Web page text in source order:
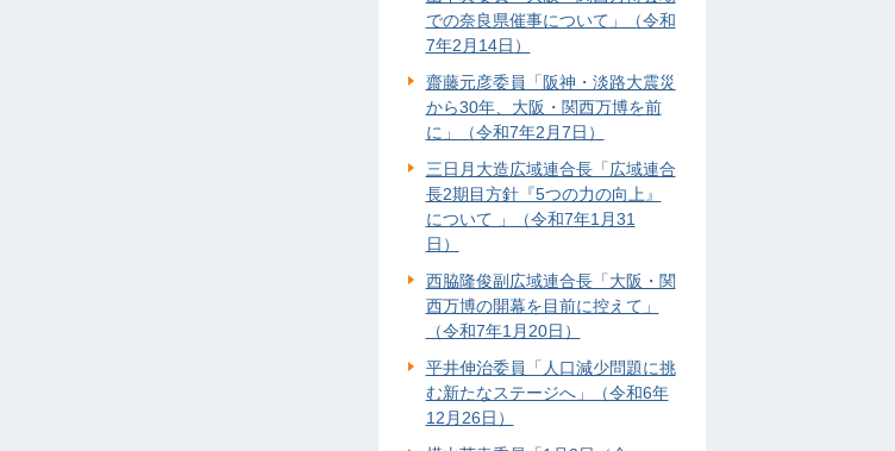
での奈良県催事について」（令和
7年2月14日）
齋藤元彦委員「阪神・淡路大震災
から30年、大阪・関西万博を前
に」（令和7年2月7日）
三日月大造広域連合長「広域連合
長2期目方針『5つの力の向上』
について 」（令和7年1月31
日）
西脇隆俊副広域連合長「大阪・関
西万博の開幕を目前に控えて」
（令和7年1月20日）
平井伸治委員「人口減少問題に挑
む新たなステージへ」（令和6年
12月26日）